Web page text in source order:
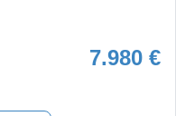
7.980 €